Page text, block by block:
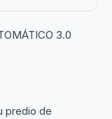
3.0
predio de